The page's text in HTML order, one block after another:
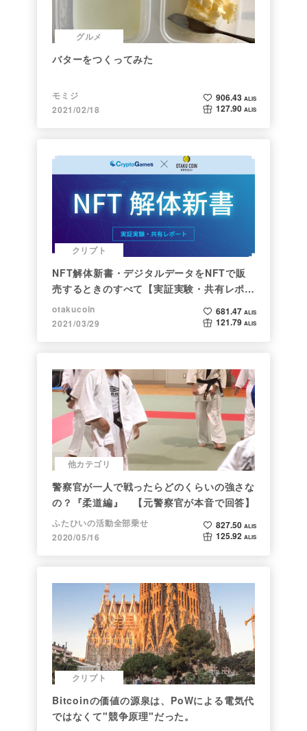
グルメ
バターをつくってみた
モミジ
2021/02/18
906.43 ALIS
127.90 ALIS
クリプト
NFT解体新書・デジタルデータをNFTで販
売するときのすべて【実証実験・共有レポー
ト】
otakucoin
2021/03/29
681.47 ALIS
121.79 ALIS
他カテゴリ
警察官が一人で戦ったらどのくらいの強さな
の？『柔道編』 【元警察官が本音で回答】
ふたひいの活動全部乗せ
2020/05/16
827.50 ALIS
125.92 ALIS
クリプト
Bitcoinの価値の源泉は、PoWによる電気代
ではなくて"競争原理"だった。